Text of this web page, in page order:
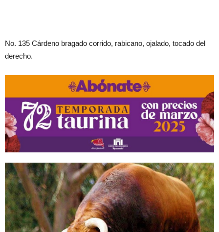
No. 135 Cárdeno bragado corrido, rabicano, ojalado, tocado del
derecho.